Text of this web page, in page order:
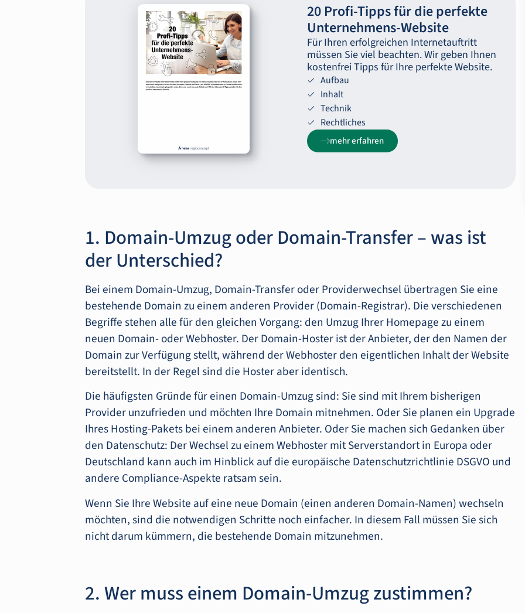
20 Profi-Tipps für die perfekte
Unternehmens-Website
Für Ihren erfolgreichen Internetauftritt
müssen Sie viel beachten. Wir geben Ihnen
kostenfrei Tipps für Ihre perfekte Website.
Aufbau
Inhalt
Technik
Rechtliches
mehr erfahren
1. Domain-Umzug oder Domain-Transfer – was ist
der Unterschied?
Bei einem Domain-Umzug, Domain-Transfer oder Providerwechsel übertragen Sie eine
bestehende Domain zu einem anderen Provider (Domain-Registrar). Die verschiedenen
Begriffe stehen alle für den gleichen Vorgang: den Umzug Ihrer Homepage zu einem
neuen Domain- oder Webhoster. Der Domain-Hoster ist der Anbieter, der den Namen der
Domain zur Verfügung stellt, während der Webhoster den eigentlichen Inhalt der Website
bereitstellt. In der Regel sind die Hoster aber identisch.
Die häufigsten Gründe für einen Domain-Umzug sind: Sie sind mit Ihrem bisherigen
Provider unzufrieden und möchten Ihre Domain mitnehmen. Oder Sie planen ein Upgrade
Ihres Hosting-Pakets bei einem anderen Anbieter. Oder Sie machen sich Gedanken über
den Datenschutz: Der Wechsel zu einem Webhoster mit Serverstandort in Europa oder
Deutschland kann auch im Hinblick auf die europäische Datenschutzrichtlinie DSGVO und
andere Compliance-Aspekte ratsam sein.
Wenn Sie Ihre Website auf eine neue Domain (einen anderen Domain-Namen) wechseln
möchten, sind die notwendigen Schritte noch einfacher. In diesem Fall müssen Sie sich
nicht darum kümmern, die bestehende Domain mitzunehmen.
2. Wer muss einem Domain-Umzug zustimmen?